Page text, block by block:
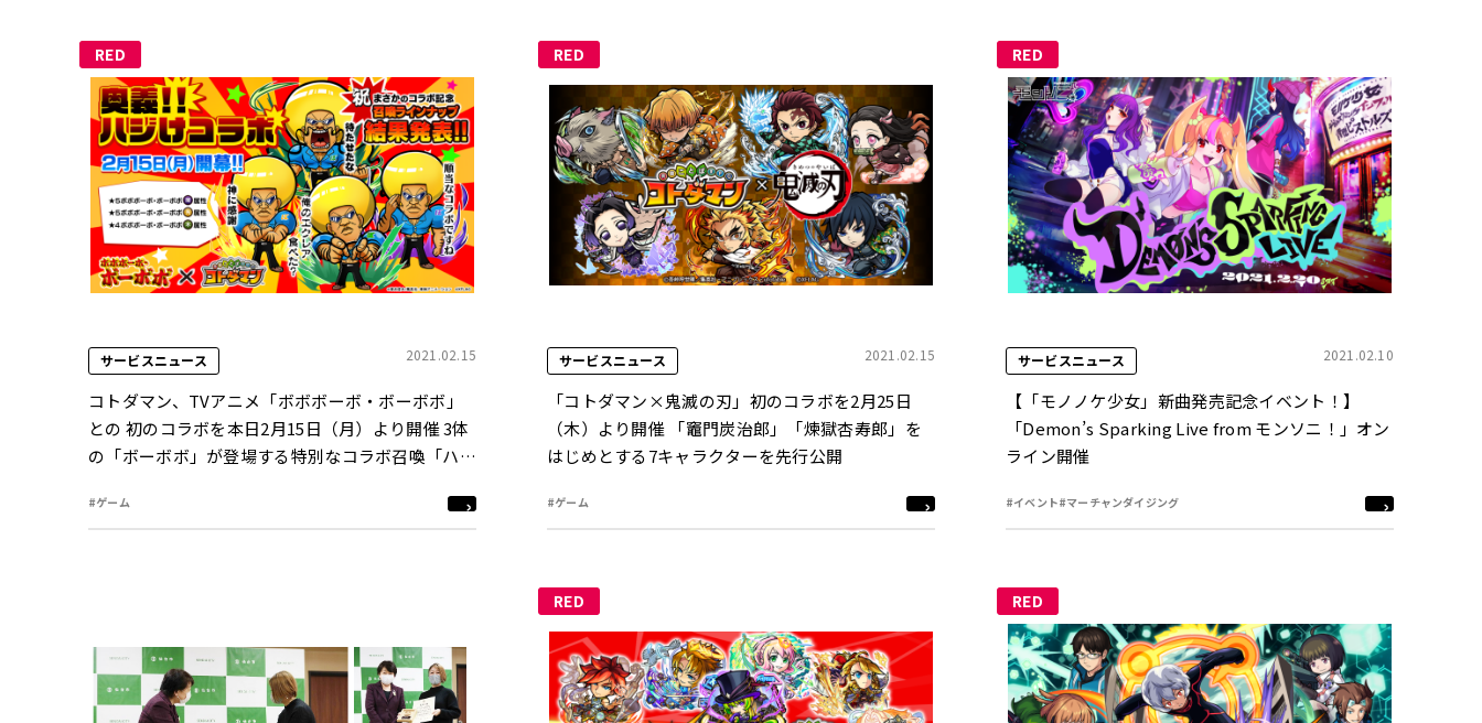
RED
サービスニュース 2021.02.15
コトダマン、TVアニメ「ボボボーボ・ボーボボ」
との 初のコラボを本日2月15日（月）より開催 3体
の「ボーボボ」が登場する特別なコラボ召喚「ハジ
#ゲーム
RED
サービスニュース 2021.02.15
「コトダマン×鬼滅の刃」初のコラボを2月25日
（木）より開催 「竈門炭治郎」「煉獄杏寿郎」を
はじめとする7キャラクターを先行公開
#ゲーム
RED
サービスニュース 2021.02.10
【「モノノケ少女」新曲発売記念イベント！】
「Demon’s Sparking Live from モンソニ！」オン
ライン開催
#イベント#マーチャンダイジング
RED RED